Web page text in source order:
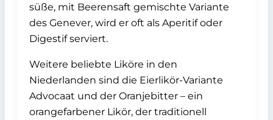
süße, mit Beerensaft gemischte Variante
des Genever, wird er oft als Aperitif oder
Digestif serviert.
Weitere beliebte Liköre in den
Niederlanden sind die Eierlikör-Variante
Advocaat und der Oranjebitter – ein
orangefarbener Likör, der traditionell